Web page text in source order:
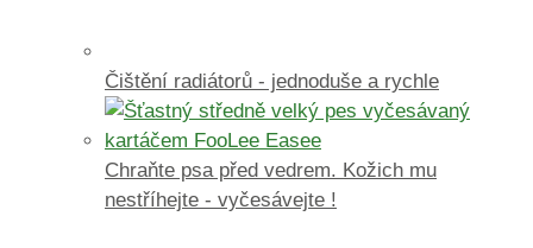
Čištění radiátorů - jednoduše a rychle
Chraňte psa před vedrem. Kožich mu
nestříhejte - vyčesávejte !